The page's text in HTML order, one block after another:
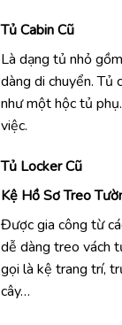
Tủ Cabin Cũ
Là dạng tủ nhỏ
dàng di chuyển. Tủ
như một hộc tủ
việc.
Tủ Locker Cũ
Kệ Hồ Sơ Treo
Được gia công từ
dễ dàng treo vách
gọi là kệ trang trí,
cây…